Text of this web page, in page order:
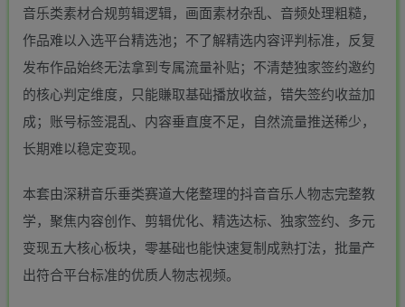
音乐类素材合规剪辑逻辑，画面素材杂乱、音频处理粗糙，
作品难以入选平台精选池；不了解精选内容评判标准，反复
发布作品始终无法拿到专属流量补贴；不清楚独家签约邀约
的核心判定维度，只能賺取基础播放收益，错失签约收益加
成；账号标签混乱、内容垂直度不足，自然流量推送稀少，
长期难以稳定变现。
本套由深耕音乐垂类赛道大佬整理的抖音音乐人物志完整教
学，聚焦内容创作、剪辑优化、精选达标、独家签约、多元
变现五大核心板块，零基础也能快速复制成熟打法，批量产
出符合平台标准的优质人物志视频。